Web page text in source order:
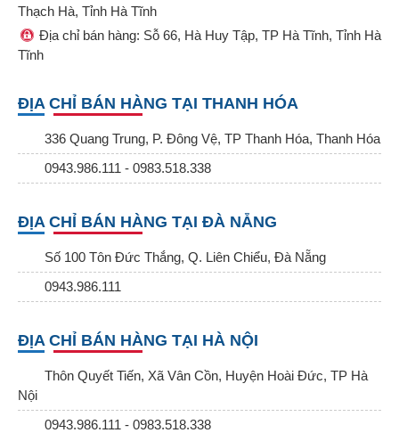
Thạch Hà, Tỉnh Hà Tĩnh
Địa chỉ bán hàng: Sỗ 66, Hà Huy Tập, TP Hà Tĩnh, Tỉnh Hà
Tĩnh
ĐỊA CHỈ BÁN HÀNG TẠI THANH HÓA
336 Quang Trung, P. Đông Vệ, TP Thanh Hóa, Thanh Hóa
0943.986.111 - 0983.518.338
ĐỊA CHỈ BÁN HÀNG TẠI ĐÀ NẴNG
Số 100 Tôn Đức Thắng, Q. Liên Chiểu, Đà Nẵng
0943.986.111
ĐỊA CHỈ BÁN HÀNG TẠI HÀ NỘI
Thôn Quyết Tiến, Xã Vân Cồn, Huyện Hoài Đức, TP Hà
Nội
0943.986.111 - 0983.518.338